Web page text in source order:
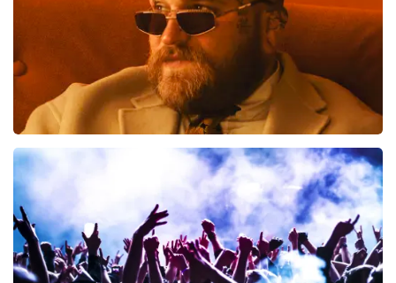
Teddy Swims
BESTEL NU